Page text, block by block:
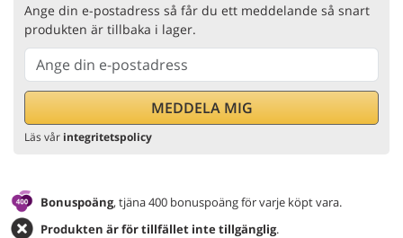
Ange din e-postadress så får du ett meddelande så snart
produkten är tillbaka i lager.
Läs vår integritetspolicy
Bonuspoäng, tjäna 400 bonuspoäng för varje köpt vara.
Produkten är för tillfället inte tillgänglig.